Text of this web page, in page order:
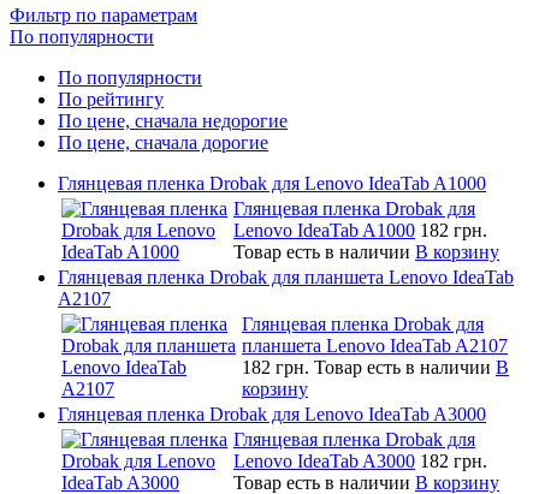
Фильтр по параметрам
По популярности
По популярности
По рейтингу
По цене, сначала недорогие
По цене, сначала дорогие
Глянцевая пленка Drobak для Lenovo IdeaTab A1000
Глянцевая пленка Drobak для
Lenovo IdeaTab A1000 182 грн.
Товар есть в наличии В корзину
Глянцевая пленка Drobak для планшета Lenovo IdeaTab
A2107
Глянцевая пленка Drobak для
планшета Lenovo IdeaTab A2107
182 грн. Товар есть в наличии В
корзину
Глянцевая пленка Drobak для Lenovo IdeaTab A3000
Глянцевая пленка Drobak для
Lenovo IdeaTab A3000 182 грн.
Товар есть в наличии В корзину